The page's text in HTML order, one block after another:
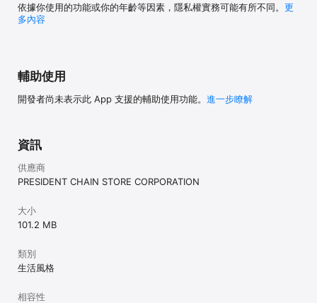
依據你使用的功能或你的年齡等因素，隱私權實務可能有所不同。 更
多內容
輔助使用
開發者尚未表示此 App 支援的輔助使用功能。 進一步瞭解
資訊
供應商
PRESIDENT CHAIN STORE CORPORATION
大小
101.2 MB
類別
生活風格
相容性